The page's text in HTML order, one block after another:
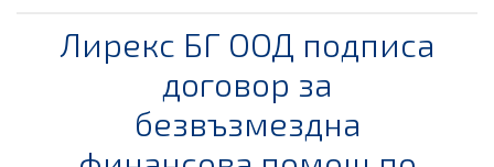
Лирекс БГ ООД подписа
договор за
безвъзмездна